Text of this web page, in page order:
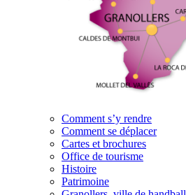
Comment s’y rendre
Comment se déplacer
Cartes et brochures
Office de tourisme
Histoire
Patrimoine